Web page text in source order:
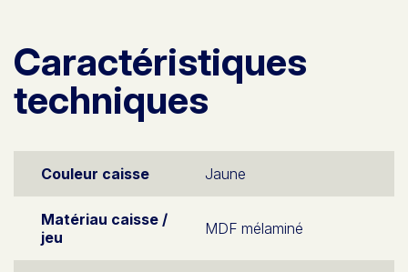
Caractéristiques
techniques
Couleur caisse Jaune
Matériau caisse /
jeu
MDF mélaminé